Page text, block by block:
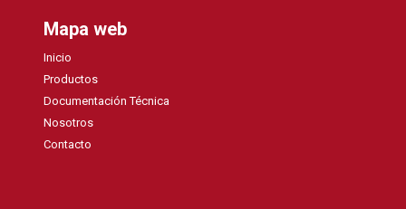
Mapa web
Inicio
Productos
Documentación Técnica
Nosotros
Contacto